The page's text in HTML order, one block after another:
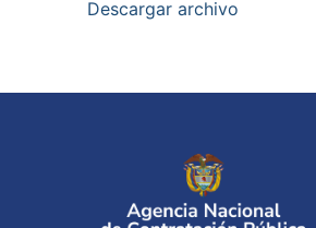
Descargar archivo